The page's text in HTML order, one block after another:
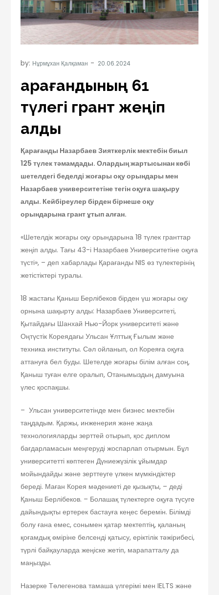
by: Нұрмұхан Қалқаман
Қарағандының 61
түлегі грант жеңіп
алды
Қарағанды Назарбаев Зияткерлік мектебін биыл
125 түлек тәмамдады.Олардың жартысынан көбі
шетелдегі беделді жоғары оқу орындары мен
Назарбаев университетіне тегін оқуға шақыру
алды. Кейбіреулер бірден бірнеше оқу
орындарына грант ұтып алған.
«Шетелдік жоғары оқу орындарына 18 түлек гранттар
жеңіп алды. Тағы 43-і Назарбаев Университетіне оқуға
түсті», – деп хабарлады Қарағанды NIS өз түлектерінің
жетістіктері туралы.
18 жастағы Қаныш Берлібеков бірден үш жоғары оқу
орнына шақырту алды: Назарбаев Университеті,
Қытайдағы Шанхай Нью-Йорк университеті және
Оңтүстік Кореядағы Ульсан Ұлттық Ғылым және
техника институты. Сәл ойланып, ол Кореяға оқуға
аттануға бел буды. Шетелде жоғары білім алған соң,
Қаныш туған елге оралып, Отанымыздың дамуына
үлес қоспақшы.
– Ульсан университетінде мен бизнес мектебін
таңдадым. Қаржы, инженерия және жаңа
технологияларды зерттей отырып, қос диплом
бағдарламасын меңгеруді жоспарлап отырмын. Бұл
университетті көптеген Дүниежүзілік ұйымдар
мойындайды және зерттеуге үлкен мүмкіндіктер
береді. Маған Корея мәдениеті де қызықты, – деді
Қаныш Берлібеков. – Болашақ түлектерге оқуға түсуге
дайындықты ертерек бастауға кеңес беремін. Білімді
болу ғана емес, сонымен қатар мектептің, қаланың
қоғамдық өміріне белсенді қатысу, еріктілік тәжірибесі,
түрлі байқауларда жеңіске жетіп, марапатталу да
маңызды.
Назерке Төлегенова тамаша үлгерімі мен IELTS және